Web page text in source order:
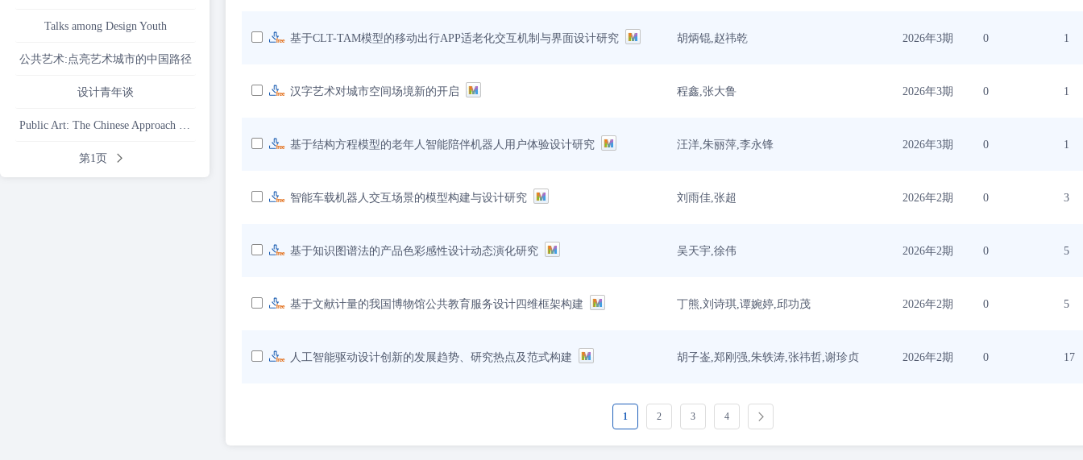
Talks among Design Youth
公共艺术:点亮艺术城市的中国路径
设计青年谈
Public Art: The Chinese Approach to Illuminating Art Cities
第1页
基于CLT-TAM模型的移动出行APP适老化交互机制与界面设计研究 胡炳锟,赵祎乾 2026年3期 0 1
汉字艺术对城市空间场境新的开启 程鑫,张大鲁 2026年3期 0 1
基于结构方程模型的老年人智能陪伴机器人用户体验设计研究 汪洋,朱丽萍,李永锋 2026年3期 0 1
智能车载机器人交互场景的模型构建与设计研究 刘雨佳,张超 2026年2期 0 3
基于知识图谱法的产品色彩感性设计动态演化研究 吴天宇,徐伟 2026年2期 0 5
基于文献计量的我国博物馆公共教育服务设计四维框架构建 丁熊,刘诗琪,谭婉婷,邱功茂 2026年2期 0 5
人工智能驱动设计创新的发展趋势、研究热点及范式构建 胡子崟,郑刚强,朱轶涛,张祎哲,谢珍贞 2026年2期 0 17
1 2 3 4